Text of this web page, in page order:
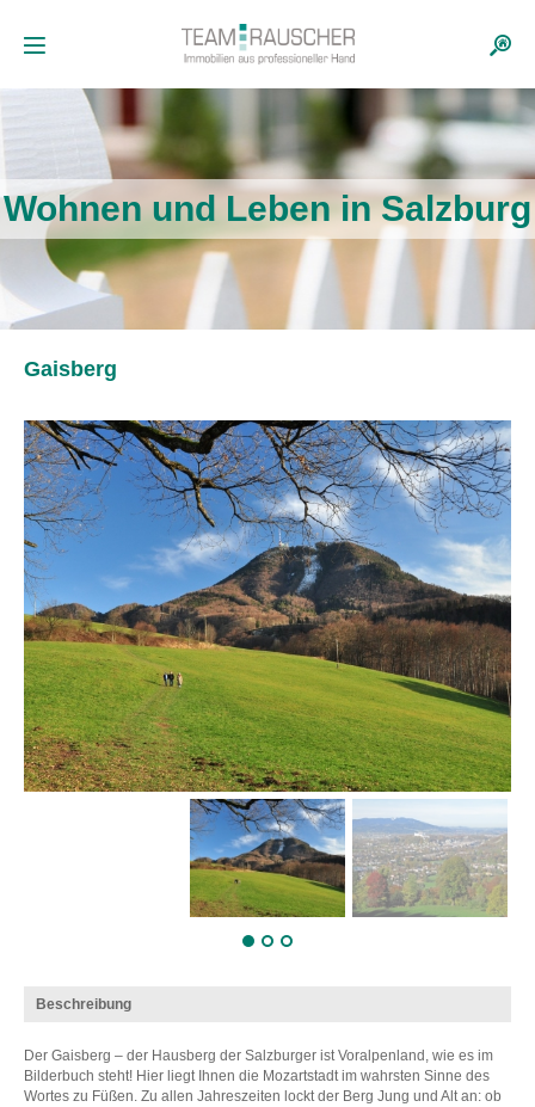
Wohnen und Leben in Salzburg
Gaisberg
Beschreibung
Der Gaisberg – der Hausberg der Salzburger ist Voralpenland, wie es im
Bilderbuch steht! Hier liegt Ihnen die Mozartstadt im wahrsten Sinne des
Wortes zu Füßen. Zu allen Jahreszeiten lockt der Berg Jung und Alt an: ob